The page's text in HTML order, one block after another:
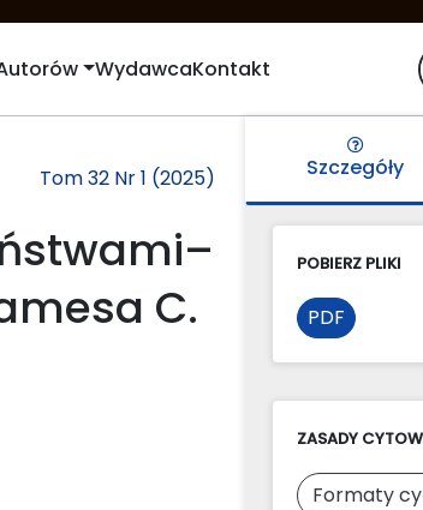
WydawcaKontakt
Tom 32 Nr 1 (2025)
C.
Szczegóły
POBIERZ PLIKI
PDF
ZASADY
Formaty